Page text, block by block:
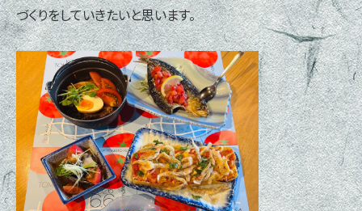
づくりをしていきたいと思います。